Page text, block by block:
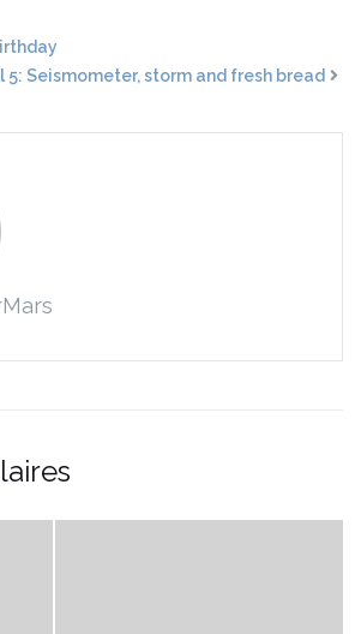
5: Seismometer, storm and fresh bread